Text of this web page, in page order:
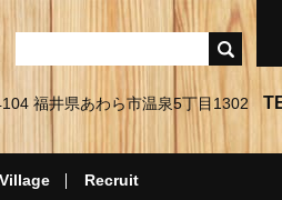
福井県あわら市温泉5丁目1302
Village Recruit